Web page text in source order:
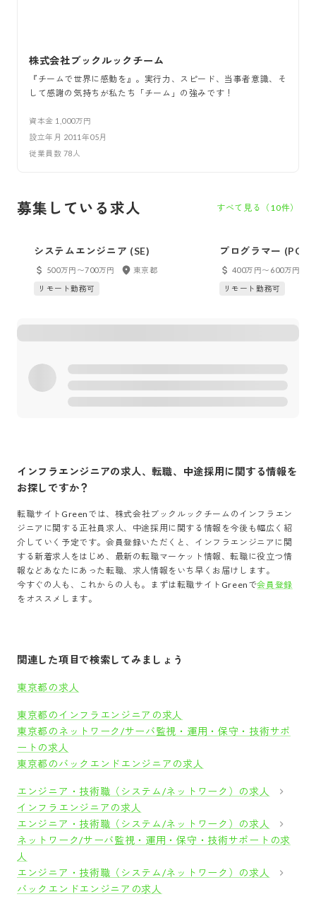
株式会社ブックルックチーム
『チームで世界に感動を』。実行力、スピード、当事者意識、そ
して感謝の気持ちが私たち「チーム」の強みです！
資本金 1,000万円
設立年月 2011年05月
従業員数 78 人
募集している求人 すべて見る（ 10件）
システムエンジニア (SE)
500万円〜700万円
東京都
リモート勤務可
プログラマー (PG)
400万円〜600万円
リモート勤務可
インフラエンジニアの求人、転職、中途採用に関する情報を
お探しですか？
転職サイトGreenでは、 株式会社ブックルックチーム の インフラエン
ジニア に関する正社員求人、中途採用に関する情報を今後も幅広く紹
介していく予定です。会員登録いただくと、 インフラエンジニア に関
する新着求人をはじめ、最新の転職マーケット情報、転職に役立つ情
報などあなたにあった転職、求人情報をいち早くお届けします。
今すぐの人も、これからの人も。まずは転職サイトGreenで会員登録
をオススメします。
関連した項目で検索してみましょう
東京都の求人
東京都のインフラエンジニアの求人
東京都のネットワーク/サーバ監視・運用・保守・技術サポ
ートの求人
東京都のバックエンドエンジニアの求人
エンジニア・技術職（システム/ネットワーク）の求人
インフラエンジニアの求人
エンジニア・技術職（システム/ネットワーク）の求人
ネットワーク/サーバ監視・運用・保守・技術サポートの求
人
エンジニア・技術職（システム/ネットワーク）の求人
バックエンドエンジニアの求人